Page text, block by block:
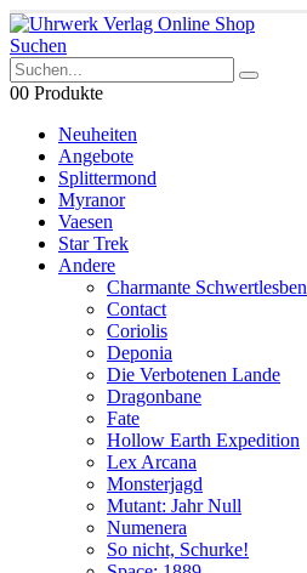
Suchen
00 Produkte
Neuheiten
Angebote
Splittermond
Myranor
Vaesen
Star Trek
Andere
Charmante Schwertlesben
Contact
Coriolis
Deponia
Die Verbotenen Lande
Dragonbane
Fate
Hollow Earth Expedition
Lex Arcana
Monsterjagd
Mutant: Jahr Null
Numenera
So nicht, Schurke!